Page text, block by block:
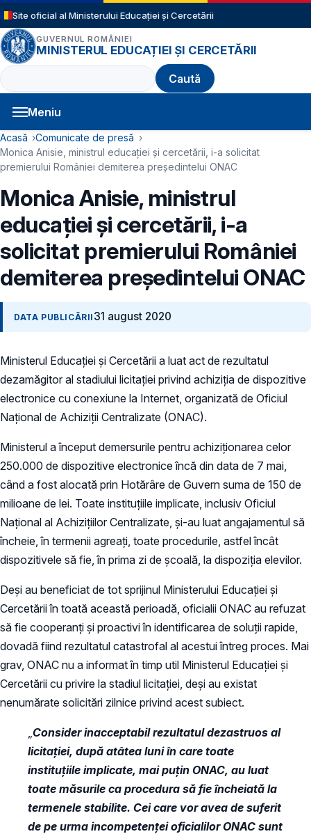
Sari la conținutul principal
Site oficial al Ministerului Educației și Cercetării
GUVERNUL ROMÂNIEI
MINISTERUL EDUCAȚIEI ȘI CERCETĂRII
Caută
Meniu
Navigație principală
Cale de navigare
Acasă
Comunicate de presă
Monica Anisie, ministrul educației și cercetării, i-a solicitat
premierului României demiterea președintelui ONAC
Monica Anisie, ministrul
educației și cercetării, i-a
solicitat premierului României
demiterea președintelui ONAC
DATA PUBLICĂRII 31 august 2020
Ministerul Educației și Cercetării a luat act de rezultatul
dezamăgitor al stadiului licitației privind achiziția de dispozitive
electronice cu conexiune la Internet, organizată de Oficiul
Național de Achiziții Centralizate (ONAC).
Ministerul a început demersurile pentru achiziționarea celor
250.000 de dispozitive electronice încă din data de 7 mai,
când a fost alocată prin Hotărâre de Guvern suma de 150 de
milioane de lei. Toate instituțiile implicate, inclusiv Oficiul
Național al Achizițiilor Centralizate, și-au luat angajamentul să
încheie, în termenii agreați, toate procedurile, astfel încât
dispozitivele să fie, în prima zi de școală, la dispoziția elevilor.
Deși au beneficiat de tot sprijinul Ministerului Educației și
Cercetării în toată această perioadă, oficialii ONAC au refuzat
să fie cooperanți și proactivi în identificarea de soluții rapide,
dovadă fiind rezultatul catastrofal al acestui întreg proces. Mai
grav, ONAC nu a informat în timp util Ministerul Educației și
Cercetării cu privire la stadiul licitației, deși au existat
nenumărate solicitări zilnice privind acest subiect.
Consider inacceptabil rezultatul dezastruos al
licitației, după atâtea luni în care toate
instituțiile implicate, mai puțin ONAC, au luat
toate măsurile ca procedura să fie încheiată la
termenele stabilite. Cei care vor avea de suferit
de pe urma incompetenței oficialilor ONAC sunt